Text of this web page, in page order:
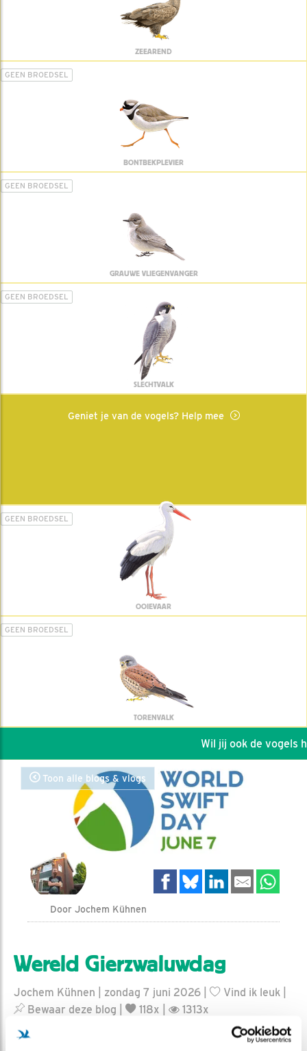
ZEEAREND
GEEN BROEDSEL
BONTBEKPLEVIER
GEEN BROEDSEL
GRAUWE VLIEGENVANGER
GEEN BROEDSEL
SLECHTVALK
Geniet je van de vogels? Help mee
GEEN BROEDSEL
OOIEVAAR
GEEN BROEDSEL
TORENVALK
Wil jij ook de vogels
Toon alle blogs & vlogs
Door Jochem Kühnen
Wereld Gierzwaluwdag
Jochem Kühnen | zondag 7 juni 2026 | Vind ik leuk
Bewaar deze blog
118x | 1313x